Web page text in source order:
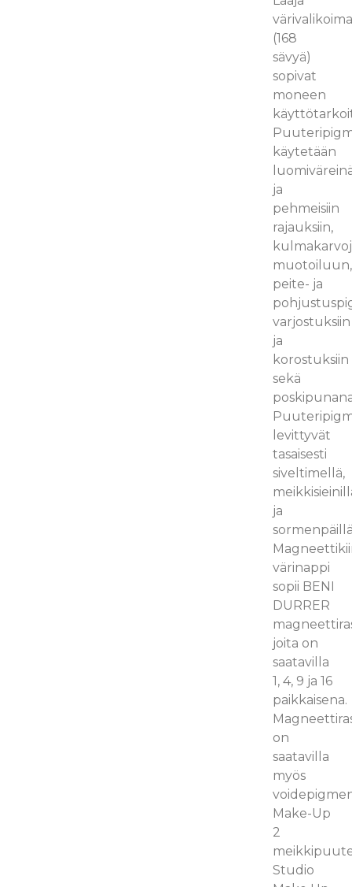
(168
sävyä)
sopivat
moneen
käytetään
ja
pehmeisiin
rajauksiin,
muotoiluun,
peite- ja
varjostuksiin
ja
korostuksiin
sekä
levittyvät
tasaisesti
siveltimellä,
ja
värinappi
sopii BENI
DURRER
joita on
saatavilla
1, 4, 9 ja 16
paikkaisena.
on
saatavilla
myös
Make-Up
2
Studio